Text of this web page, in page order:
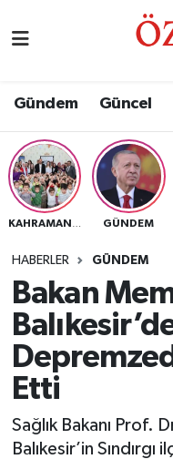
Gündem Güncel
GÜNDEM
HABERLER GÜNDEM
Bakan
Etti
Sağlık Bakanı Prof.
Balıkesir’in
Eğitim
Ekonomi
Güncel
Gündem
Magazin
Politika
Sağlık
Nöbetçi
Namaz Vakitleri
Trafik Durumu
Süper Lig Puan
Tüm Manşetler
Son Dakika
Haber Arşivi